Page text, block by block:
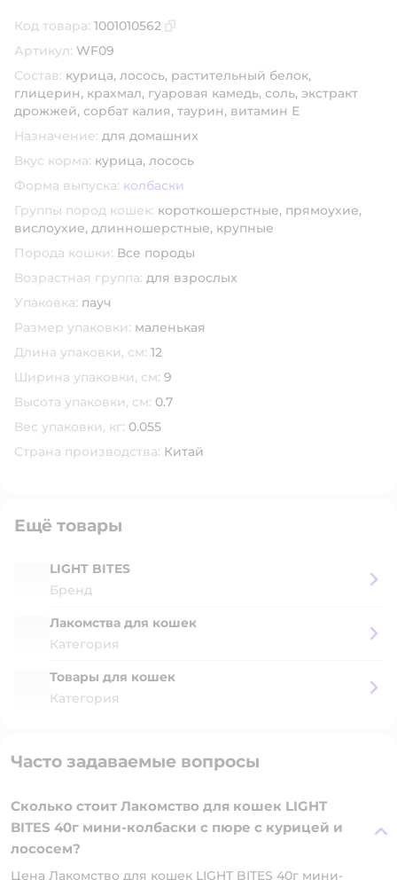
Код товара: 1001010562
Артикул: WF09
Состав: курица, лосось, растительный белок,
глицерин, крахмал, гуаровая камедь, соль, экстракт
дрожжей, сорбат калия, таурин, витамин Е
Назначение: для домашних
Вкус корма: курица, лосось
Форма выпуска: колбаски
Группы пород кошек: короткошерстные, прямоухие,
вислоухие, длинношерстные, крупные
Порода кошки: Все породы
Возрастная группа: для взрослых
Упаковка: пауч
Размер упаковки: маленькая
Длина упаковки, см: 12
Ширина упаковки, см: 9
Высота упаковки, см: 0.7
Вес упаковки, кг: 0.055
Страна производства: Китай
Ещё товары
LIGHT BITES
Бренд
Лакомства для кошек
Категория
Товары для кошек
Категория
Часто задаваемые вопросы
Сколько стоит Лакомство для кошек LIGHT
BITES 40г мини-колбаски с пюре с курицей и
лососем?
Цена Лакомство для кошек LIGHT BITES 40г мини-